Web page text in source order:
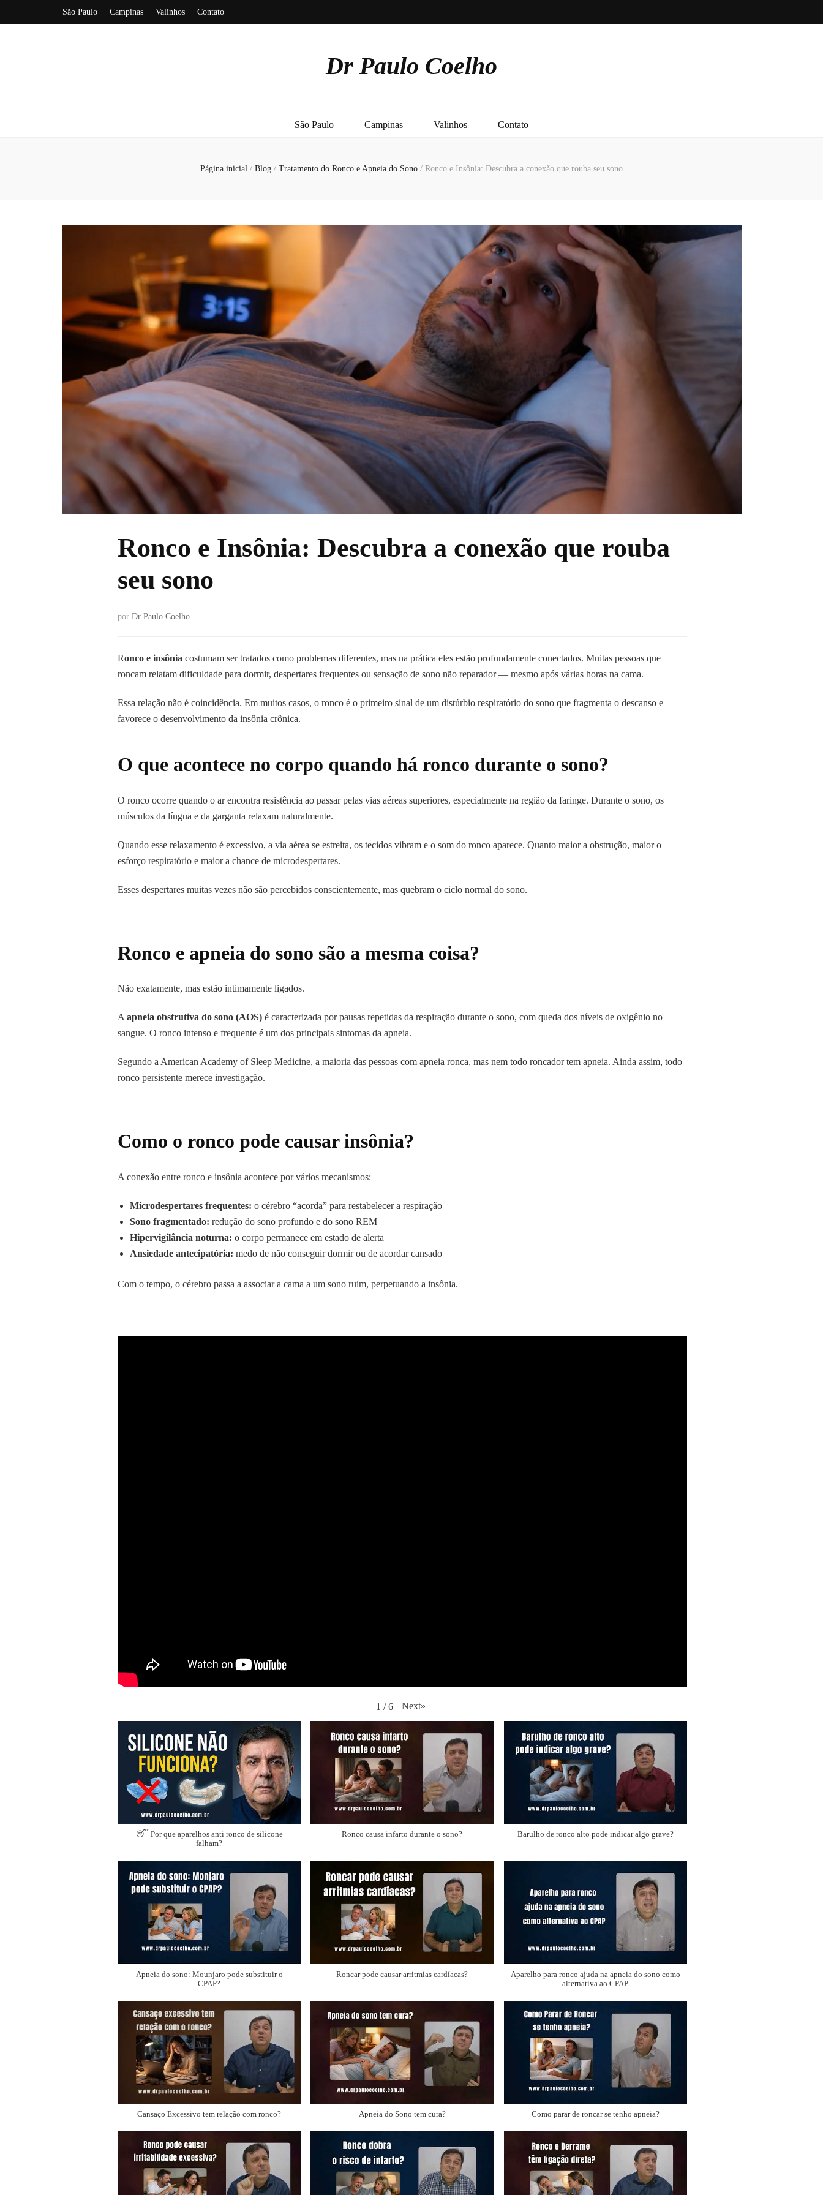
São Paulo Campinas Valinhos Contato
Dr Paulo Coelho
São Paulo Campinas Valinhos Contato
Página inicial / Blog / Tratamento do Ronco e Apneia do Sono / Ronco e Insônia: Descubra a conexão que rouba seu sono
Ronco e Insônia: Descubra a conexão que rouba
seu sono
por Dr Paulo Coelho
Ronco e insônia costumam ser tratados como problemas diferentes, mas na prática eles estão profundamente conectados. Muitas pessoas que
roncam relatam dificuldade para dormir, despertares frequentes ou sensação de sono não reparador — mesmo após várias horas na cama.
Essa relação não é coincidência. Em muitos casos, o ronco é o primeiro sinal de um distúrbio respiratório do sono que fragmenta o descanso e
favorece o desenvolvimento da insônia crônica.
O que acontece no corpo quando há ronco durante o sono?
O ronco ocorre quando o ar encontra resistência ao passar pelas vias aéreas superiores, especialmente na região da faringe. Durante o sono, os
músculos da língua e da garganta relaxam naturalmente.
Quando esse relaxamento é excessivo, a via aérea se estreita, os tecidos vibram e o som do ronco aparece. Quanto maior a obstrução, maior o
esforço respiratório e maior a chance de microdespertares.
Esses despertares muitas vezes não são percebidos conscientemente, mas quebram o ciclo normal do sono.
Ronco e apneia do sono são a mesma coisa?
Não exatamente, mas estão intimamente ligados.
Aapneia obstrutiva do sono (AOS) é caracterizada por pausas repetidas da respiração durante o sono, com queda dos níveis de oxigênio no
sangue. O ronco intenso e frequente é um dos principais sintomas da apneia.
Segundo a American Academy of Sleep Medicine, a maioria das pessoas com apneia ronca, mas nem todo roncador tem apneia. Ainda assim, todo
ronco persistente merece investigação.
Como o ronco pode causar insônia?
A conexão entre ronco e insônia acontece por vários mecanismos:
Microdespertares frequentes: o cérebro “acorda” para restabelecer a respiração
Sono fragmentado: redução do sono profundo e do sono REM
Hipervigilância noturna: o corpo permanece em estado de alerta
Ansiedade antecipatória: medo de não conseguir dormir ou de acordar cansado
Com o tempo, o cérebro passa a associar a cama a um sono ruim, perpetuando a insônia.
1 / 6 Next»
😴 Por que aparelhos anti ronco de silicone
falham?
Ronco causa infarto durante o sono? Barulho de ronco alto pode indicar algo grave?
Apneia do sono: Mounjaro pode substituir o
CPAP?
Roncar pode causar arritmias cardíacas?
Aparelho para ronco ajuda na apneia do sono como
alternativa ao CPAP
Cansaço Excessivo tem relação com ronco? Apneia do Sono tem cura? Como parar de roncar se tenho apneia?